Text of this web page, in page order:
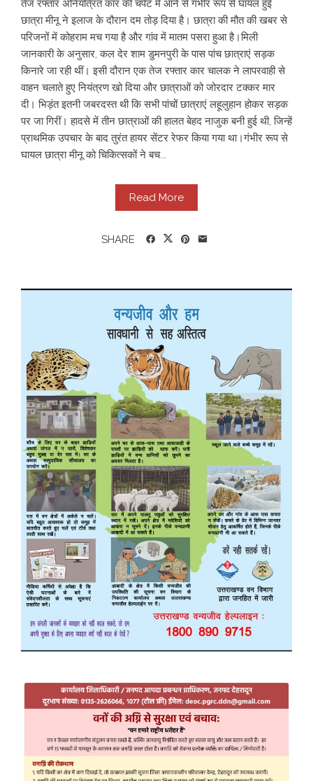
तेज रफ्तार अनियंत्रित कार की चपेट में आने से गंभीर रूप से घायल हुई
छात्रा मीनू ने इलाज के दौरान दम तोड़ दिया है। छात्रा की मौत की खबर से
परिजनों में कोहराम मच गया है और गांव में मातम पसरा हुआ है। ​ ​मिली
जानकारी के अनुसार, कल देर शाम डुमनपुरी के पास पांच छात्राएं सड़क
किनारे जा रही थीं। इसी दौरान एक तेज रफ्तार कार चालक ने लापरवाही से
वाहन चलाते हुए नियंत्रण खो दिया और छात्राओं को जोरदार टक्कर मार
दी। भिड़ंत इतनी जबरदस्त थी कि सभी पांचों छात्राएं लहूलुहान होकर सड़क
पर जा गिरीं। हादसे में तीन छात्राओं की हालत बेहद नाजुक बनी हुई थी, जिन्हें
प्राथमिक उपचार के बाद तुरंत हायर सेंटर रेफर किया गया था। ​ ​गंभीर रूप से
घायल छात्रा मीनू को चिकित्सकों ने बच...
Read More
SHARE